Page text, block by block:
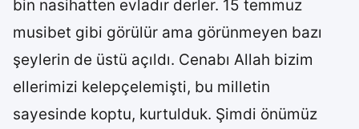
bin nasihatten evladır derler. 15 temmuz
musibet gibi görülür ama görünmeyen bazı
şeylerin de üstü açıldı. Cenabı Allah bizim
ellerimizi kelepçelemişti, bu milletin
sayesinde koptu, kurtulduk. Şimdi önümüz